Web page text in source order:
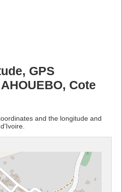
GPS
Cote
and the longitude and